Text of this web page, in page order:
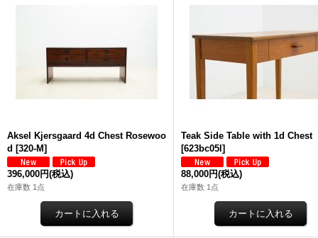
Aksel Kjersgaard 4d Chest Rosewoo
d [320-M]
396,000円(税込)
在庫数 1点
Teak Side Table with 1d Chest
[623bc05l ]
88,000円(税込)
在庫数 1点